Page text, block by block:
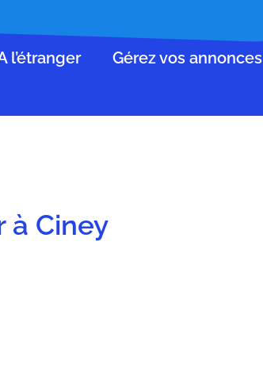
l’étranger Gérez vos annonces
Ciney